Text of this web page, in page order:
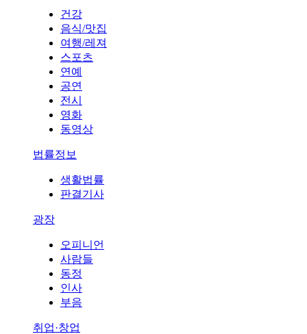
건강
음식/맛집
여행/레져
스포츠
연예
공연
전시
영화
동영상
법률정보
생활법률
판결기사
광장
오피니언
사람들
동정
인사
부음
취업·창업